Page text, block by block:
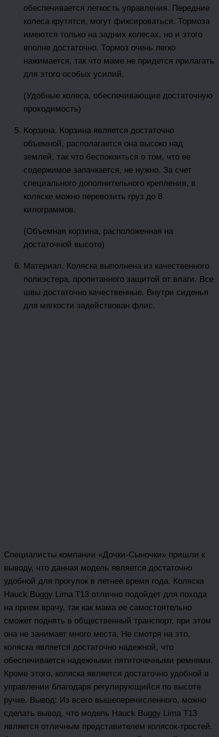
обеспечивается легкость управления. Передние
колеса крутятся, могут фиксироваться. Тормоза
имеются только на задних колесах, но и этого
вполне достаточно. Тормоз очень легко
нажимается, так что маме не придется прилагать
для этого особых усилий.
(Удобные колеса, обеспечивающие достаточную
проходимость)
Корзина. Корзина является достаточно
объемной, располагается она высоко над
землей, так что беспокоиться о том, что ее
содержимое запачкается, не нужно. За счет
специального дополнительного крепления, в
коляске можно перевозить груз до 8
килограммов.
(Объемная корзина, расположенная на
достаточной высоте)
Материал. Коляска выполнена из качественного
полиэстера, пропитанного защитой от влаги. Все
швы достаточно качественные. Внутри сиденья
для мягкости задействован флис.
Специалисты компании «Дочки-Сыночки» пришли к
выводу, что данная модель является достаточно
удобной для прогулок в летнее время года. Коляска
Hauck Buggy Lima T13 отлично подойдет для похода
на прием врачу, так как мама ее самостоятельно
сможет поднять в общественный транспорт, при этом
она не занимает много места. Не смотря на это,
коляска является достаточно надежной, что
обеспечивается надежными пятиточечными ремнями.
Кроме этого, коляска является достаточно удобной в
управлении благодаря регулирующийся по высоте
ручке. Вывод: Из всего вышеперечисленного, можно
сделать вывод, что модель Hauck Buggy Lima T13
является отличным представителем колясок-тростей.